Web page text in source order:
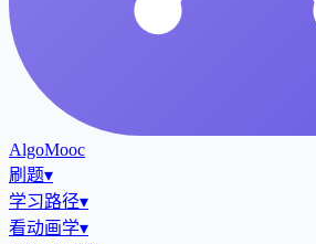
AlgoMooc
刷题▾
学习路径▾
看动画学▾